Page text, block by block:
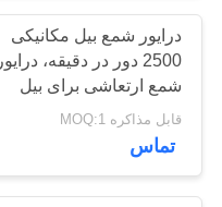
PRIVACY
POLICY
راننده 360 درجه
15
درایور شمع بیل مکانیکی
2500 دور در دقیقه، درایور
شمع ارتعاشی برای بیل
مکانیکی
قابل مذاکره MOQ:1
تماس